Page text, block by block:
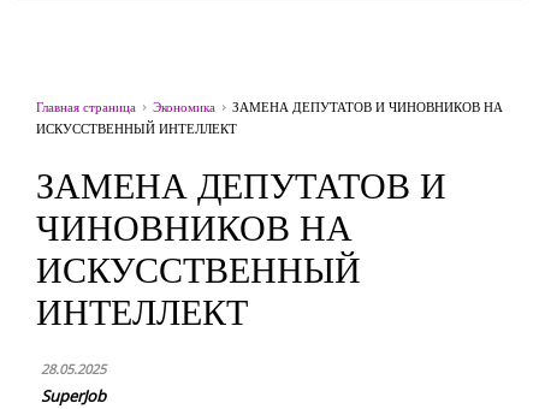
Главная страница Экономика
ЗАМЕНА ДЕПУТАТОВ И ЧИНОВНИКОВ НА
ИСКУССТВЕННЫЙ ИНТЕЛЛЕКТ
ЗАМЕНА ДЕПУТАТОВ И
ЧИНОВНИКОВ НА
ИСКУССТВЕННЫЙ
ИНТЕЛЛЕКТ
28.05.2025
SuperJob